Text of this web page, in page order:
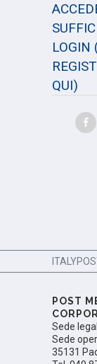
LOGIN
QUI)
POST
Sede
Sede
35131